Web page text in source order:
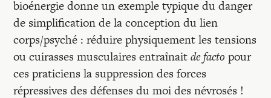
Colloque
Mon panier
bioénergie donne un exemple typique du danger
de simplification de la conception du lien
corps/psyché : réduire physiquement les tensions
ou cuirasses musculaires entraînaitde facto pour
ces praticiens la suppression des forces
répressives des défenses du moi des névrosés !